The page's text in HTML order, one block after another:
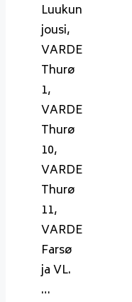
Luukun
jousi,
VARDE
Thurø
1,
VARDE
Thurø
10,
VARDE
Thurø
11,
VARDE
Farsø
ja VL.
…